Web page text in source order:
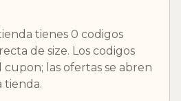
tienes 0 codigos
de size. Los codigos
las ofertas se abren
tienda.